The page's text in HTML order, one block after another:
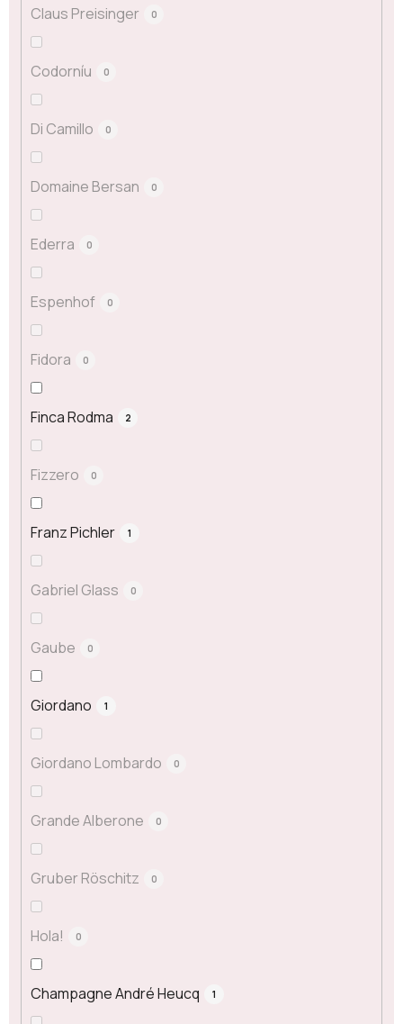
Claus Preisinger 0
Codorníu 0
Di Camillo 0
Domaine Bersan 0
Ederra 0
Espenhof 0
Fidora 0
Finca Rodma 2
Fizzero 0
Franz Pichler 1
Gabriel Glass 0
Gaube 0
Giordano 1
Giordano Lombardo 0
Grande Alberone 0
Gruber Röschitz 0
Hola! 0
Champagne André Heucq 1